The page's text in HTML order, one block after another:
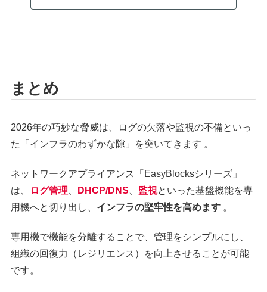
まとめ
2026年の巧妙な脅威は、ログの欠落や監視の不備といっ
た「インフラのわずかな隙」を突いてきます 。
ネットワークアプライアンス「EasyBlocksシリーズ」
は、
ログ管理 DHCP/DNS 監視といった基盤機能を専
用機へと切り出し、 インフラの堅牢性を高めます 。
専用機で機能を分離することで、管理をシンプルにし、
組織の回復力（レジリエンス）を向上させることが可能
です。